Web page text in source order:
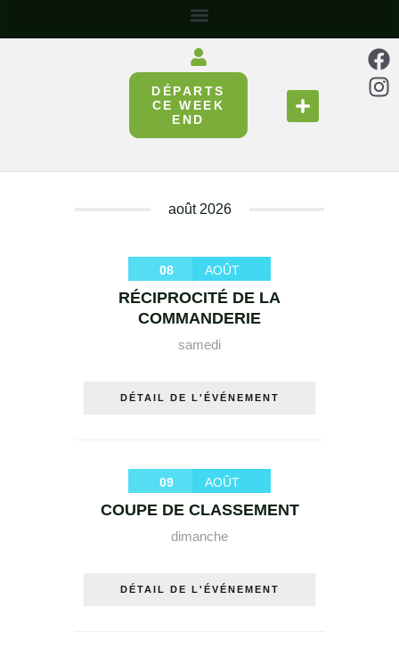
DÉPARTS
CE WEEK
END
août 2026
08 AOÛT
RÉCIPROCITÉ DE LA
COMMANDERIE
samedi
DÉTAIL DE L'ÉVÉNEMENT
09 AOÛT
COUPE DE CLASSEMENT
dimanche
DÉTAIL DE L'ÉVÉNEMENT